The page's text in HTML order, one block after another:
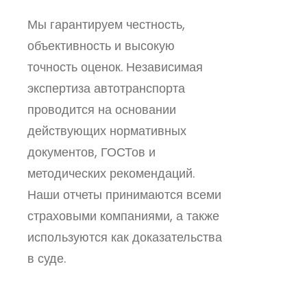
Мы гарантируем честность,
объективность и высокую
точность оценок. Независимая
экспертиза автотранспорта
проводится на основании
действующих нормативных
документов, ГОСТов и
методических рекомендаций.
Наши отчеты принимаются всеми
страховыми компаниями, а также
используются как доказательства
в суде.